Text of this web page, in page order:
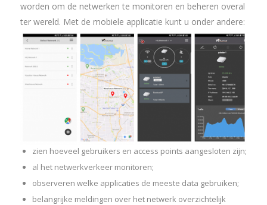
worden om de netwerken te monitoren en beheren overal
ter wereld. Met de mobiele applicatie kunt u onder andere:
zien hoeveel gebruikers en access points aangesloten zijn;
al het netwerkverkeer monitoren;
observeren welke applicaties de meeste data gebruiken;
belangrijke meldingen over het netwerk overzichtelijk